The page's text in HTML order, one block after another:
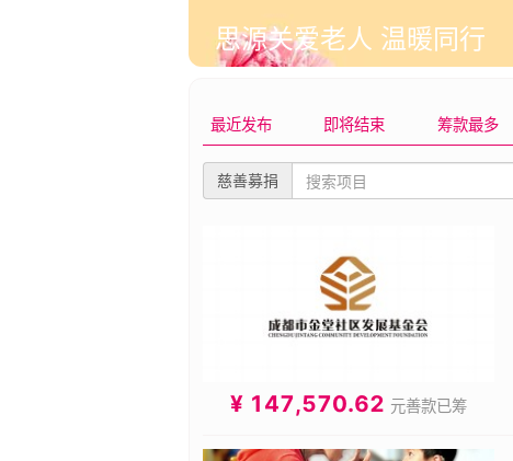
思源关爱老人 温暖同行
的社会服务与关爱支持。
最近发布
即将结束 筹款最多
慈善募捐
¥ 147,570.62 元善款已筹